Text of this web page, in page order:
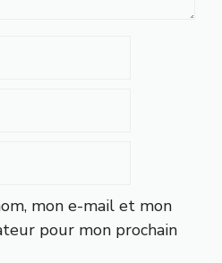
mon e-mail et mon
pour mon prochain